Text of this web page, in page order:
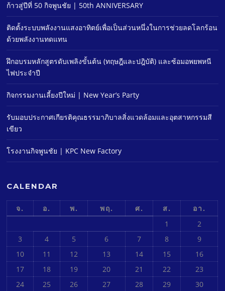
ก้าวสู่ปีที่ 50 กิจพูนชัย | 50th ANNIVERSARY
ติดตั้งระบบพลังงานแสงอาทิตย์เพื่อเป็นส่วนหนึ่งในการช่วยลดโลกร้อน
ด้วยพลังงานทดแทน
ฝึกอบรมหลักสูตรดับเพลิงขั้นต้น (ทฤษฎีและปฎิบัติ) และซ้อมอพยพหนี
ไฟประจําปี
กิจกรรมงานเลี้ยงปีใหม่ | New Year’s Party
รับมอบประกาศเกียรติคุณธรรมาภิบาลสิ่งแวดล้อมและอุตสาหกรรมสี
เขียว
โรงงานกิจพูนชัย | KPC New Factory
CALENDAR
จ. อ. พ. พฤ. ศ. ส.
อา.
1
2
3
4 5 6 7 8
9
10
11 12 13 14 15
16
17
18 19 20 21 22
23
24
25 26 27 28 29 30